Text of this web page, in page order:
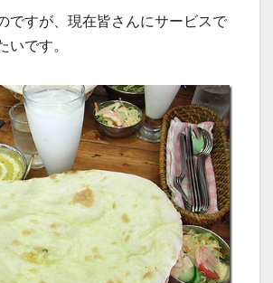
ですが、現在皆さんにサービスで
いです。